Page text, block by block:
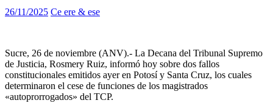
26/11/2025 Ce ere & ese
Sucre, 26 de noviembre (ANV).- La Decana del Tribunal Supremo
de Justicia, Rosmery Ruiz, informó hoy sobre dos fallos
constitucionales emitidos ayer en Potosí y Santa Cruz, los cuales
determinaron el cese de funciones de los magistrados
«autoprorrogados» del TCP.